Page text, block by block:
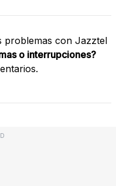
problemas con Jazztel
o interrupciones?